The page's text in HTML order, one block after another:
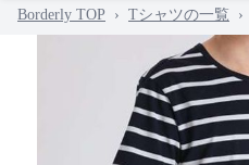
Borderly TOP › Tシャツの一覧 ›